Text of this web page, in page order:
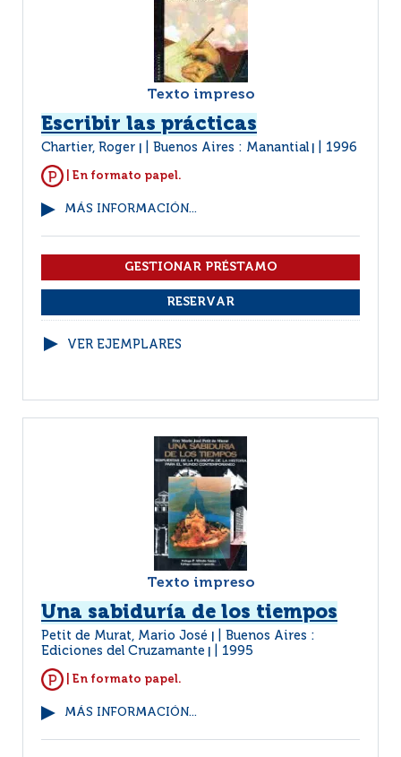
Texto impreso
Escribir las prácticas
Chartier, Roger Buenos Aires : Manantial 1996
| En formato papel.
MÁS INFORMACIÓN...
VER EJEMPLARES
Texto impreso
Una sabiduría de los tiempos
Petit de Murat, Mario José
Buenos Aires :
Ediciones del Cruzamante
1995
| En formato papel.
MÁS INFORMACIÓN...